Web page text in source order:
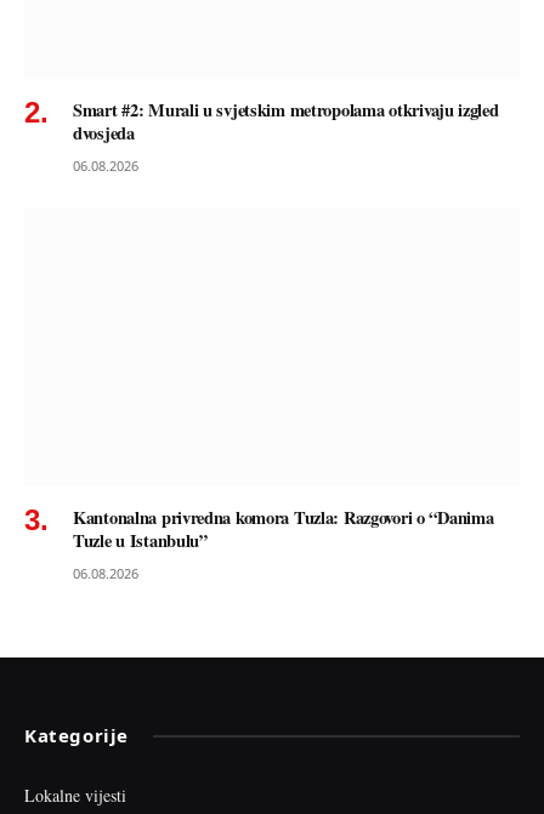
Smart #2: Murali u svjetskim metropolama otkrivaju izgled
dvosjeda
06.08.2026
Kantonalna privredna komora Tuzla: Razgovori o “Danima
Tuzle u Istanbulu”
06.08.2026
Kategorije
Lokalne vijesti